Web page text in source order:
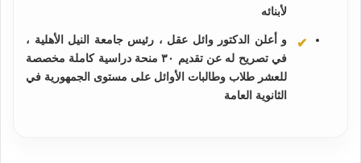
لأبنائه
و أعلن الدكتور وائل عقل ، رئيس جامعة النيل الأهلية ،
في تصريح له عن تقديم ٣٠ منحة دراسية كاملة مخصصة
للعشر طلاب وطالبات الأوائل على مستوى الجمهورية في
الثانوية العامة